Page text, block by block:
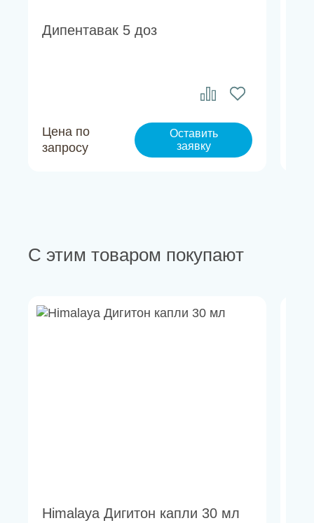
Дипентавак 5 доз
Цена по
запросу
Оставить
заявку
С этим товаром покупают
Himalaya Дигитон капли 30 мл